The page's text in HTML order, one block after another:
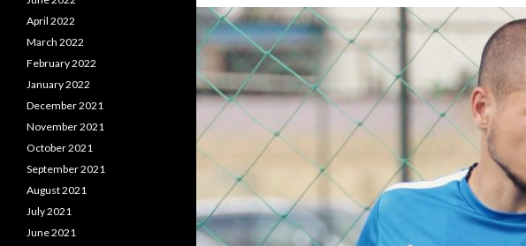
April 2022
March 2022
February 2022
January 2022
December 2021
November 2021
October 2021
September 2021
August 2021
July 2021
June 2021